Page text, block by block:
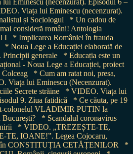
Eminescu (necenzurat). Episodul 6 –
Viața lui Eminescu (necenzurat).
și Sociologul
* Un cadou de
consideră români! Antologia
I
* Implicarea României în frauda
* Noua Lege a Educației elaborată de
Principii generale
* Educația este un
- Noua Lege a Educației, proiect
* Cum am ratat noi, presa,
Viața lui Eminescu (Necenzurat).
Secrete străine
* VIDEO. Viața lui
9. Ziua fatidică
* Ce căuta, pe 19
colonelul VLADIMIR PUTIN la
București?
* Scandalul coronavirus
* VIDEO. „TREZEȘTE-TE,
TE, IOANE!”. Legea Cojocaru,
în CONSTITUȚIA CETĂȚENILOR
*